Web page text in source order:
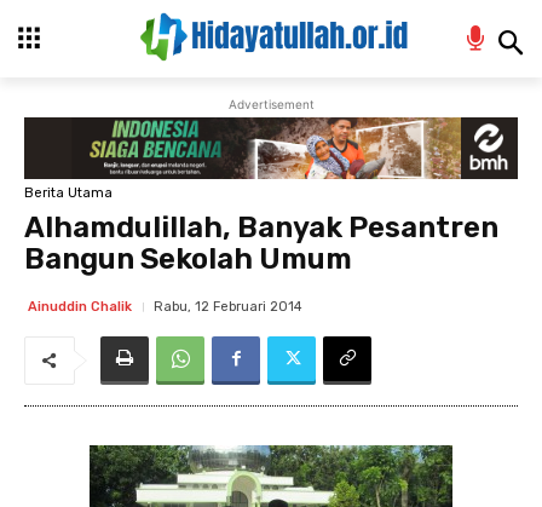
Advertisement
Berita Utama
Alhamdulillah, Banyak Pesantren
Bangun Sekolah Umum
Ainuddin Chalik Rabu, 12 Februari 2014